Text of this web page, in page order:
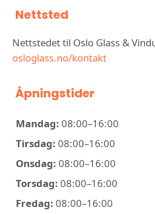
Nettsted
Nettstedet til Oslo Glass &
osloglass.no/kontakt
Åpningstider
Mandag: 08:00–16:00
Tirsdag: 08:00–16:00
Onsdag: 08:00–16:00
Torsdag: 08:00–16:00
Fredag: 08:00–16:00